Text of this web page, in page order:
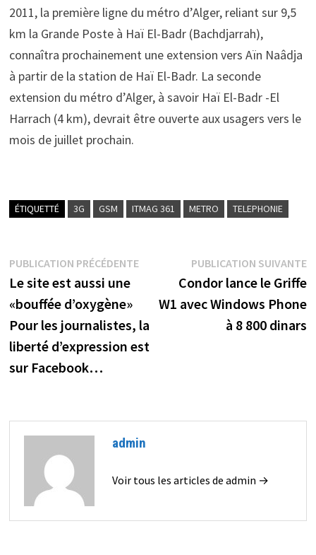
2011, la première ligne du métro d’Alger, reliant sur 9,5
km la Grande Poste à Haï El-Badr (Bachdjarrah),
connaîtra prochainement une extension vers Aïn Naâdja
à partir de la station de Haï El-Badr. La seconde
extension du métro d’Alger, à savoir Haï El-Badr -El
Harrach (4 km), devrait être ouverte aux usagers vers le
mois de juillet prochain.
ÉTIQUETTÉ 3G GSM ITMAG 361 METRO TELEPHONIE
Navigation
de
l’article
PUBLICATION PRÉCÉDENTEPublication
précédente :
Le site est aussi une
«bouffée d’oxygène»
Pour les journalistes, la
liberté d’expression est
sur Facebook…
PUBLICATION SUIVANTE
Condor lance le Griffe
W1 avec Windows Phone
à 8 800 dinars
admin
Voir tous les articles de admin →